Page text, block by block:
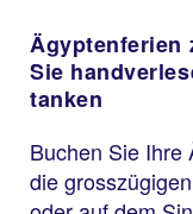
Ägyptenferien
Sie
tanken
Buchen Sie Ihre
die